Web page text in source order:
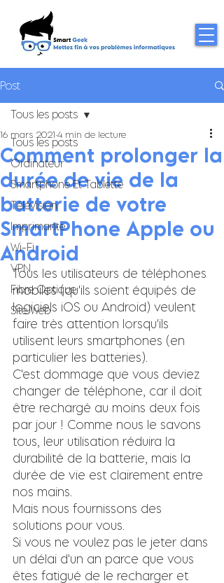
Post
Tous les posts
Ordinateur
Smartphone Et Tablette
Télévision
Imprimante
Wi-Fi
VPN
Fibre Optique
Site Web
Tous les posts
Comment prolonger la
durée de vie de la
batterie de votre
SmartPhone Apple ou
Android
16 mars 2021 4 min de lecture
Tous les utilisateurs de téléphones
mobiles (qu'ils soient équipés de
logiciels iOS ou Android) veulent
faire très attention lorsqu'ils
utilisent leurs smartphones (en
particulier les batteries).
C'est dommage que vous deviez
changer de téléphone, car il doit
être rechargé au moins deux fois
par jour ! Comme nous le savons
tous, leur utilisation réduira la
durabilité de la batterie, mais la
durée de vie est clairement entre
nos mains.
Mais nous fournissons des
solutions pour vous.
Si vous ne voulez pas le jeter dans
un délai d'un an parce que vous
êtes fatigué de le recharger et